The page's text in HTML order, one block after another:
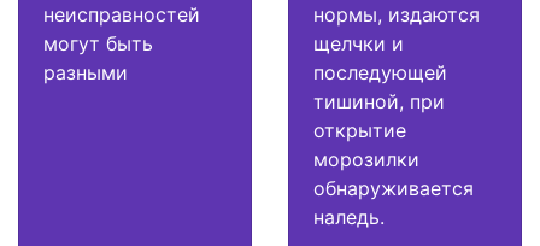
неисправностей
могут быть
разными
нормы, издаются
щелчки и
последующей
тишиной, при
открытие
морозилки
обнаруживается
наледь.